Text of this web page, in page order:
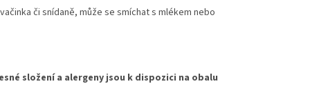
či snídaně, může se smíchat s mlékem nebo
složení a alergeny jsou k dispozici na obalu